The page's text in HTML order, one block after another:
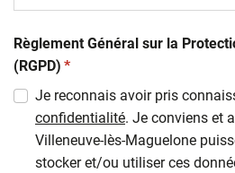
Règlement Général sur la
(RGPD) (obligatoire)
*
Je reconnais avoir pris
confidentialité. Je conviens et
Villeneuve-lès-Maguelone
stocker et/ou utiliser ces